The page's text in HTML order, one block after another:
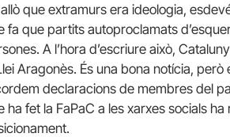
que extramurs era ideologia,
fa que partits autoproclamats
A l’hora d’escriure això,
Aragonès. És una bona notícia,
declaracions de membres del
ha fet la FaPaC a les xarxes socials